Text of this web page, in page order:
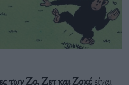
των Ζο, Ζετ και Ζοκόείναι